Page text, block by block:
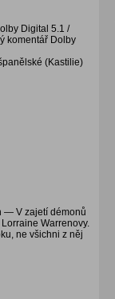
Digital 5.1 /
komentář Dolby
(Kastilie)
— V zajetí démonů
Warrenovy.
ne všichni z něj